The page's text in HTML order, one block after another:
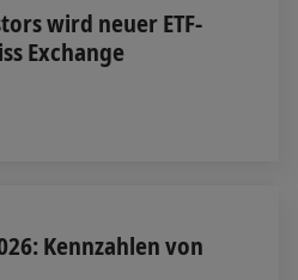
wird neuer ETF-
Exchange
Kennzahlen von